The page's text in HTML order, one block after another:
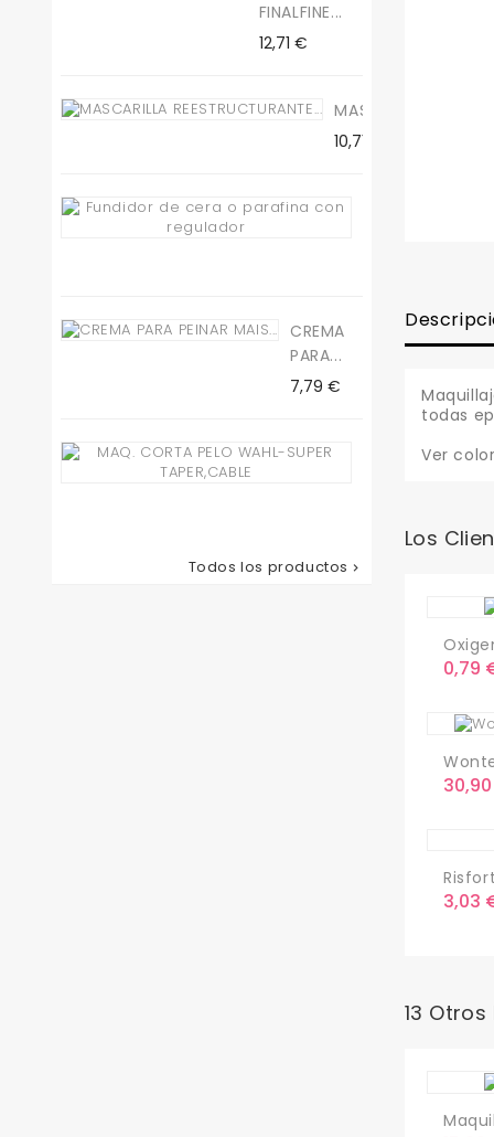
FINALFINE...
Precio
12,71 €
MASCARILLA...
Precio
10,71 €
CREMA
PARA...
Precio
7,79 €
Precio
78,65 €
Todos los productos 
todas
Ver
Los
0,79
Precio
3,03
13